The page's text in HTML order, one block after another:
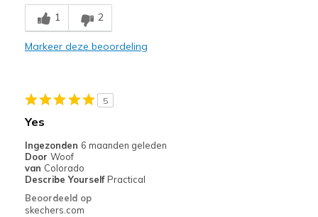
Beste toepassingen
Casual Wear
1 2
Markeer deze beoordeling
5
Yes
Ingezonden 6 maanden geleden
Door Woof
van Colorado
Describe Yourself Practical
Beoordeeld op
skechers.com